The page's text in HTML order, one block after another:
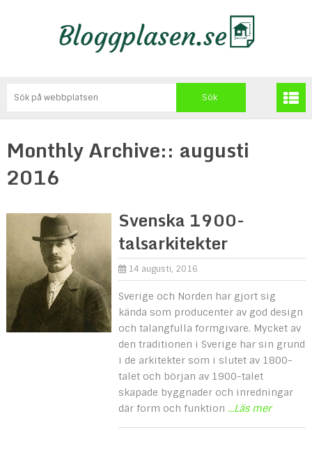
Monthly Archive:: augusti
2016
Svenska 1900-
talsarkitekter
14 augusti, 2016
Sverige och Norden har gjort sig
kända som producenter av god design
och talangfulla formgivare. Mycket av
den traditionen i Sverige har sin grund
i de arkitekter som i slutet av 1800-
talet och början av 1900-talet
skapade byggnader och inredningar
där form och funktion ...Läs mer